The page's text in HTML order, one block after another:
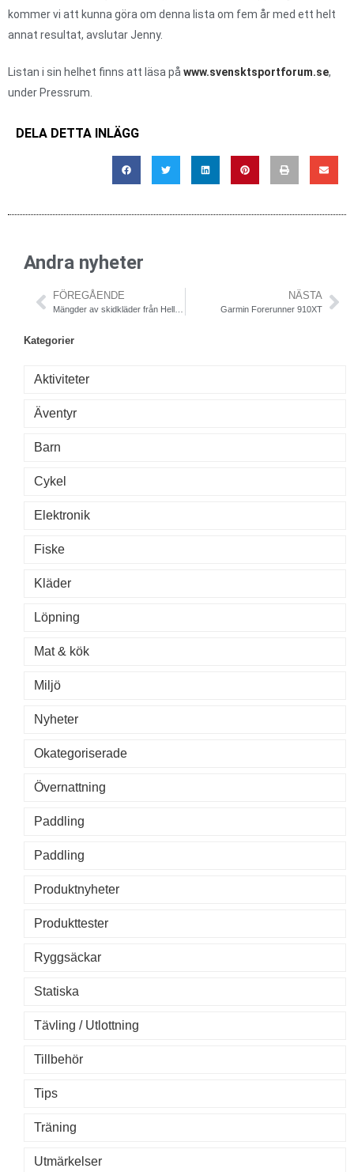
kommer vi att kunna göra om denna lista om fem år med ett helt
annat resultat, avslutar Jenny.
Listan i sin helhet finns att läsa på www.svensktsportforum.se,
under Pressrum.
DELA DETTA INLÄGG
Andra nyheter
FÖREGÅENDE NÄSTA
Garmin Forerunner 910XT
Kategorier
Aktiviteter
Äventyr
Barn
Cykel
Elektronik
Fiske
Kläder
Löpning
Mat & kök
Miljö
Nyheter
Okategoriserade
Övernattning
Paddling
Paddling
Produktnyheter
Produkttester
Ryggsäckar
Statiska
Tävling / Utlottning
Tillbehör
Tips
Träning
Utmärkelser